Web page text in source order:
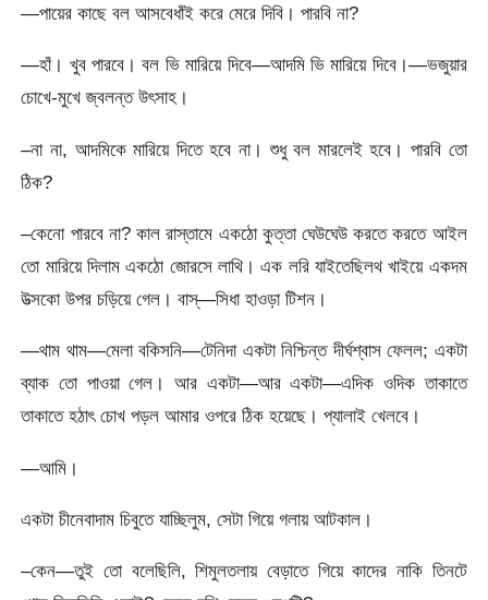
—পায়ের কাছে বল আসবেধাঁই করে মেরে দিবি। পারবি না?
—হাঁ। খুব পারবে। বল ভি মারিয়ে দিবে—আদমি ভি মারিয়ে দিবে।—ভজুয়ার
চোখে-মুখে জ্বলন্ত উৎসাহ।
–না না, আদমিকে মারিয়ে দিতে হবে না। শুধু বল মারলেই হবে। পারবি তো
ঠিক?
–কেনো পারবে না? কাল রাস্তামে একঠো কুত্তা ঘেউঘেউ করতে করতে আইল
তো মারিয়ে দিলাম একঠো জোরসে লাথি। এক লরি যাইতেছিলথ খাইয়ে একদম
উত্সকো উপর চড়িয়ে গেল। বাস্—সিধা হাওড়া টিশন।
—থাম থাম—মেলা বকিসনি—টেনিদা একটা নিশ্চিন্ত দীর্ঘশ্বাস ফেলল; একটা
ব্যাক তো পাওয়া গেল। আর একটা—আর একটা—এদিক ওদিক তাকাতে
তাকাতে হঠাৎ চোখ পড়ল আমার ওপরে ঠিক হয়েছে। প্যালাই খেলবে।
—আমি।
একটা চীনেবাদাম চিবুতে যাচ্ছিলুম, সেটা গিয়ে গলায় আটকাল।
–কেন—তুই তো বলেছিলি, শিমুলতলায় বেড়াতে গিয়ে কাদের নাকি তিনটে